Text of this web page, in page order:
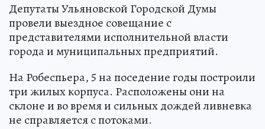
Депутаты Ульяновской Городской Думы
провели выездное совещание с
представителями исполнительной власти
города и муниципальных предприятий.
На Робеспьера, 5 на поседение годы построили
три жилых корпуса. Расположены они на
склоне и во время и сильных дождей ливневка
не справляется с потоками.